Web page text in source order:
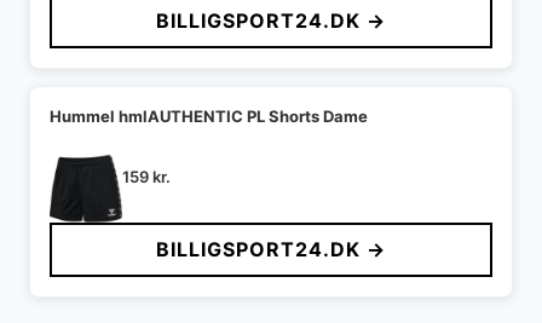
BILLIGSPORT24.DK →
Hummel hmlAUTHENTIC PL Shorts Dame
159kr.
BILLIGSPORT24.DK →